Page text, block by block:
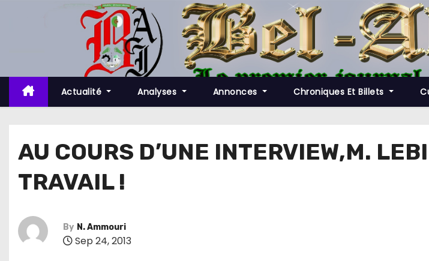
t
c
Actualité Analyses Annonces Chroniques Et Billets
AU COURS D’UNE INTERVIEW,M.
TRAVAIL !
By N. Ammouri
Sep 24, 2013